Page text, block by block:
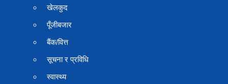
खेलकुद
पूँजीबजार
बैंक/वित्त
सूचना र प्रविधि
स्वास्थ्य